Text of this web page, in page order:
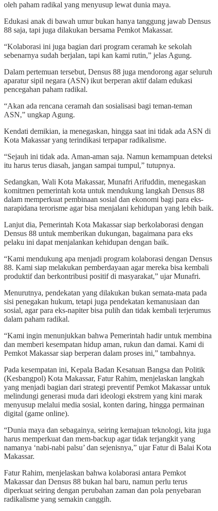
oleh paham radikal yang menyusup lewat dunia maya.
Edukasi anak di bawah umur bukan hanya tanggung jawab Densus
88 saja, tapi juga dilakukan bersama Pemkot Makassar.
“Kolaborasi ini juga bagian dari program ceramah ke sekolah
sebenarnya sudah berjalan, tapi kan kami rutin,” jelas Agung.
Dalam pertemuan tersebut, Densus 88 juga mendorong agar seluruh
aparatur sipil negara (ASN) ikut berperan aktif dalam edukasi
pencegahan paham radikal.
“Akan ada rencana ceramah dan sosialisasi bagi teman-teman
ASN,” ungkap Agung.
Kendati demikian, ia menegaskan, hingga saat ini tidak ada ASN di
Kota Makassar yang terindikasi terpapar radikalisme.
“Sejauh ini tidak ada. Aman-aman saja. Namun kemampuan deteksi
itu harus terus diasah, jangan sampai tumpul,” tutupnya.
Sedangkan, Wali Kota Makassar, Munafri Arifuddin, menegaskan
komitmen pemerintah kota untuk mendukung langkah Densus 88
dalam memperkuat pembinaan sosial dan ekonomi bagi para eks-
narapidana terorisme agar bisa menjalani kehidupan yang lebih baik.
Lanjut dia, Pemerintah Kota Makassar siap berkolaborasi dengan
Densus 88 untuk memberikan dukungan, bagaimana para eks
pelaku ini dapat menjalankan kehidupan dengan baik.
“Kami mendukung apa menjadi program kolaborasi dengan Densus
88. Kami siap melakukan pemberdayaan agar mereka bisa kembali
produktif dan berkontribusi positif di masyarakat,” ujar Munafri.
Menurutnya, pendekatan yang dilakukan bukan semata-mata pada
sisi penegakan hukum, tetapi juga pendekatan kemanusiaan dan
sosial, agar para eks-napiter bisa pulih dan tidak kembali terjerumus
dalam paham radikal.
“Kami ingin menunjukkan bahwa Pemerintah hadir untuk membina
dan memberi kesempatan hidup aman, rukun dan damai. Kami di
Pemkot Makassar siap berperan dalam proses ini,” tambahnya.
Pada kesempatan ini, Kepala Badan Kesatuan Bangsa dan Politik
(Kesbangpol) Kota Makassar, Fatur Rahim, menjelaskan langkah
yang menjadi bagian dari strategi preventif Pemkot Makassar untuk
melindungi generasi muda dari ideologi ekstrem yang kini marak
menyusup melalui media sosial, konten daring, hingga permainan
digital (game online).
“Dunia maya dan sebagainya, seiring kemajuan teknologi, kita juga
harus memperkuat dan mem-backup agar tidak terjangkit yang
namanya ‘nabi-nabi palsu’ dan sejenisnya,” ujar Fatur di Balai Kota
Makassar.
Fatur Rahim, menjelaskan bahwa kolaborasi antara Pemkot
Makassar dan Densus 88 bukan hal baru, namun perlu terus
diperkuat seiring dengan perubahan zaman dan pola penyebaran
radikalisme yang semakin canggih.